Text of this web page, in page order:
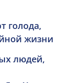
голода,
жизни.
людей,